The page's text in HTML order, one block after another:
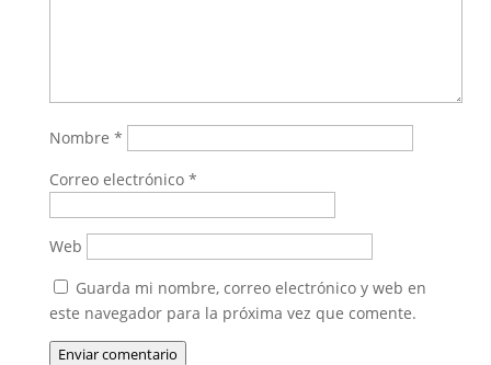
Nombre *
Correo electrónico *
Web
Guarda mi nombre, correo electrónico y web en
este navegador para la próxima vez que comente.
Enviar comentario